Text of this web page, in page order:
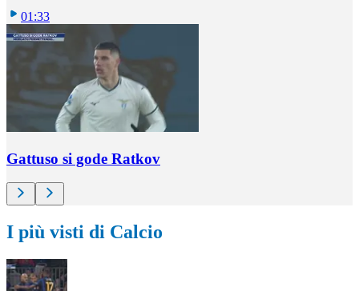
01:33
Gattuso si gode Ratkov
I più visti di Calcio